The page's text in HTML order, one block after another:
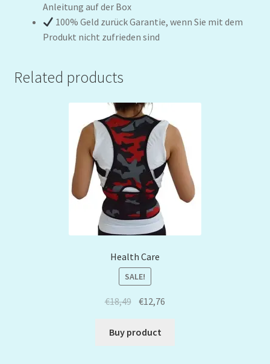
Anleitung auf der Box
100% Geld zurück Garantie, wenn Sie mit dem
Produkt nicht zufrieden sind
Related products
Health Care
SALE!
€18,49 €12,76
Buy product